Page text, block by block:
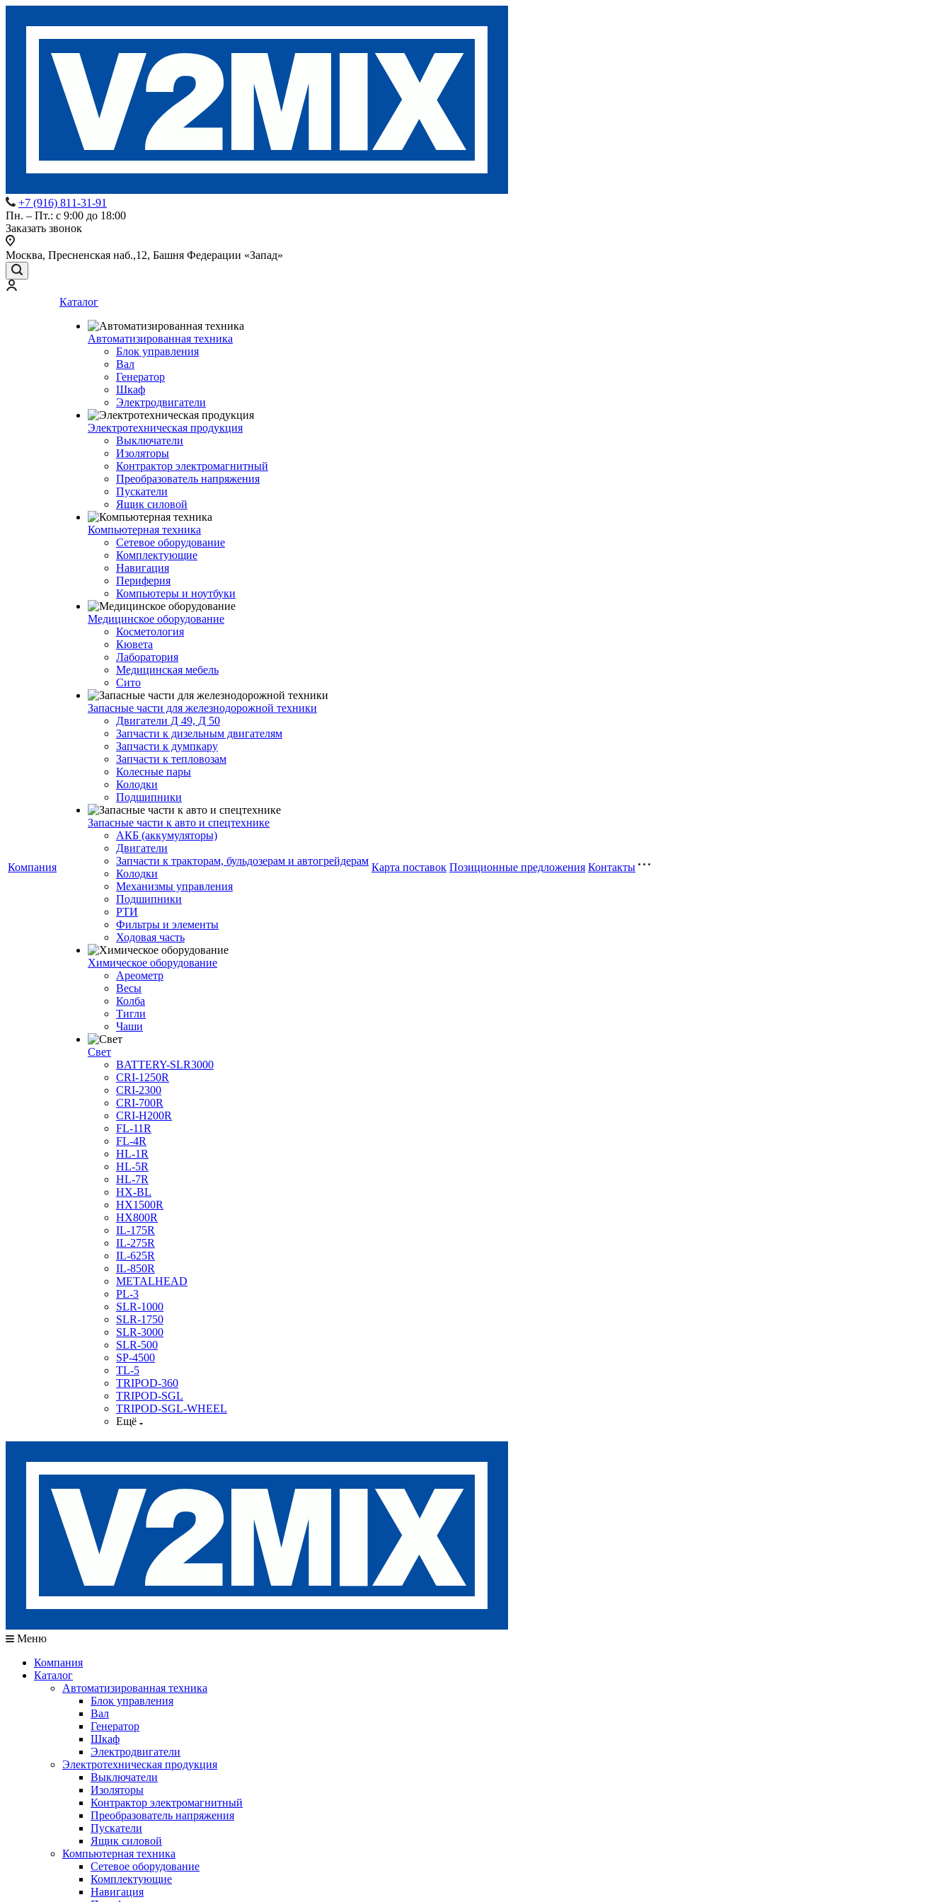
+7 (916) 811-31-91
Пн. – Пт.: с 9:00 до 18:00
Заказать звонок
Москва, Пресненская наб.,12, Башня Федерации «Запад»
Компания
Каталог
Автоматизированная техника
Блок управления
Вал
Генератор
Шкаф
Электродвигатели
Электротехническая продукция
Выключатели
Изоляторы
Контрактор электромагнитный
Преобразователь напряжения
Пускатели
Ящик силовой
Компьютерная техника
Сетевое оборудование
Комплектующие
Навигация
Периферия
Компьютеры и ноутбуки
Медицинское оборудование
Косметология
Кювета
Лаборатория
Медицинская мебель
Сито
Запасные части для железнодорожной техники
Двигатели Д 49, Д 50
Запчасти к дизельным двигателям
Запчасти к думпкару
Запчасти к тепловозам
Колесные пары
Колодки
Подшипники
Запасные части к авто и спецтехнике
АКБ (аккумуляторы)
Двигатели
Запчасти к тракторам, бульдозерам и автогрейдерам
Колодки
Механизмы управления
Подшипники
РТИ
Фильтры и элементы
Ходовая часть
Химическое оборудование
Ареометр
Весы
Колба
Тигли
Чаши
Cвет
BATTERY-SLR3000
CRI-1250R
CRI-2300
CRI-700R
CRI-H200R
FL-11R
FL-4R
HL-1R
HL-5R
HL-7R
HX-BL
HX1500R
HX800R
IL-175R
IL-275R
IL-625R
IL-850R
METALHEAD
PL-3
SLR-1000
SLR-1750
SLR-3000
SLR-500
SP-4500
TL-5
TRIPOD-360
TRIPOD-SGL
TRIPOD-SGL-WHEEL
Ещё
Карта поставок Позиционные предложения Контакты
Меню
Компания
Каталог
Автоматизированная техника
Блок управления
Вал
Генератор
Шкаф
Электродвигатели
Электротехническая продукция
Выключатели
Изоляторы
Контрактор электромагнитный
Преобразователь напряжения
Пускатели
Ящик силовой
Компьютерная техника
Сетевое оборудование
Комплектующие
Навигация